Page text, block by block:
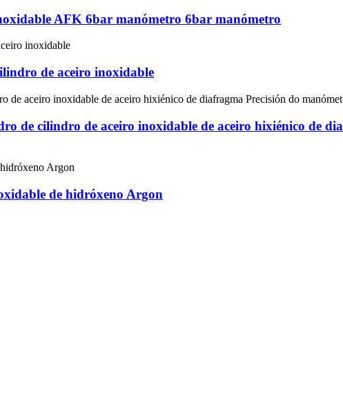
AFK 6bar manómetro 6bar manómetro
de aceiro inoxidable
de cilindro de aceiro inoxidable de aceiro hixiénico de
de hidróxeno Argon